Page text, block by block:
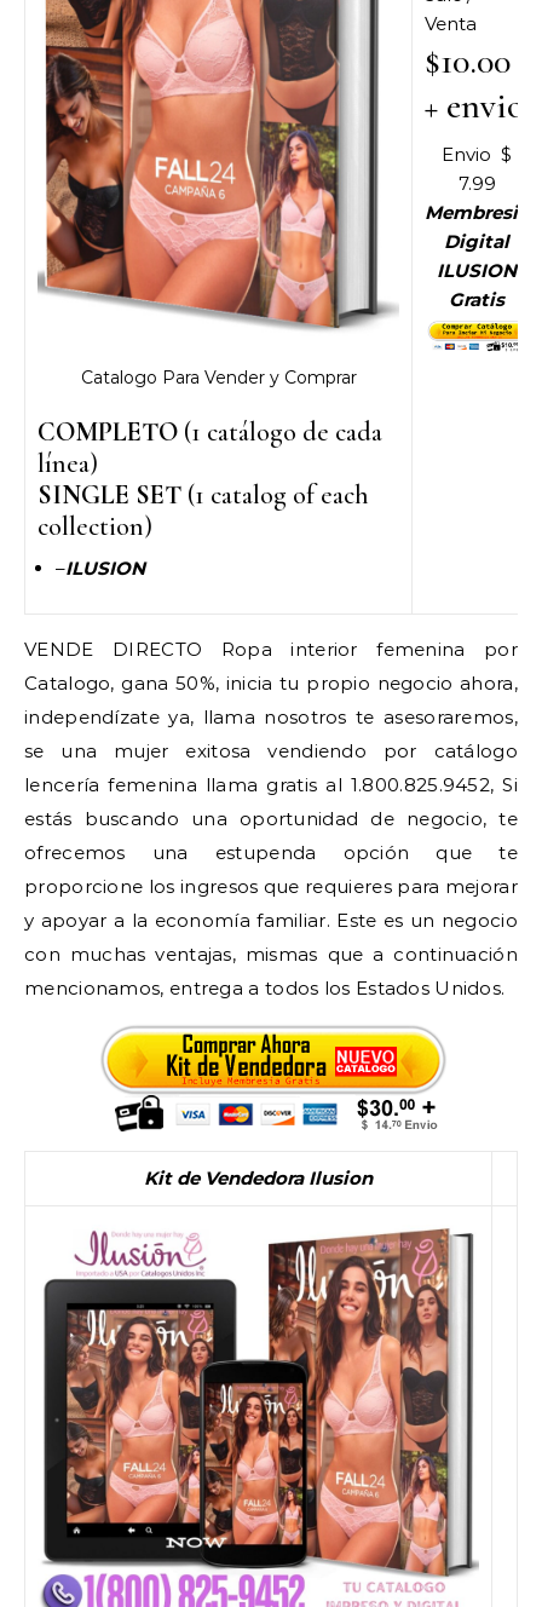
Catalogo Para Vender y Comprar
COMPLETO (1 catálogo de cada
línea)
SINGLE SET (1 catalog of each
collection)
–ILUSION
Venta
$10.00
+ envio
Envio $
7.99
Membresia
Digital
ILUSION
Gratis
VENDE DIRECTO Ropa interior femenina por
Catalogo, gana 50%, inicia tu propio negocio ahora,
independízate ya, llama nosotros te asesoraremos,
se una mujer exitosa vendiendo por catálogo
lencería femenina llama gratis al 1.800.825.9452, Si
estás buscando una oportunidad de negocio, te
ofrecemos una estupenda opción que te
proporcione los ingresos que requieres para mejorar
y apoyar a la economía familiar. Este es un negocio
con muchas ventajas, mismas que a continuación
mencionamos, entrega a todos los Estados Unidos.
Kit de Vendedora Ilusion